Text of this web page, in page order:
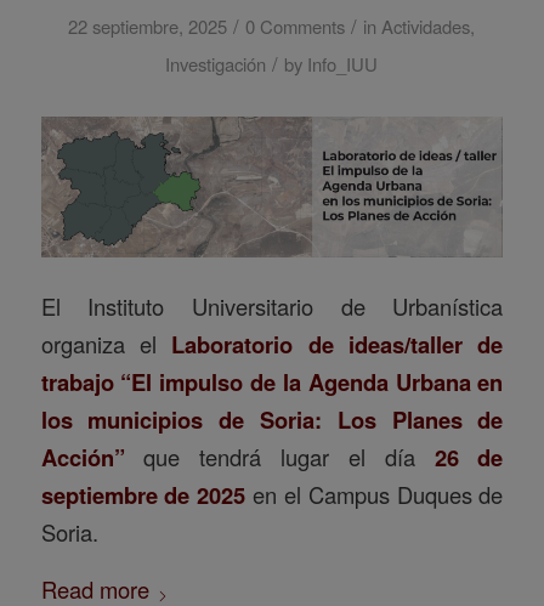
22 septiembre, 2025 / 0 Comments / in Actividades,
Investigación / by Info_IUU
El
Instituto Universitario de Urbanística
organiza el Laboratorio de ideas/taller de
trabajo “El impulso de la Agenda Urbana en
los municipios de Soria: Los Planes de
Acción” que tendrá lugar el día26 de
septiembre de 2025 en el Campus Duques de
Soria.
Read more